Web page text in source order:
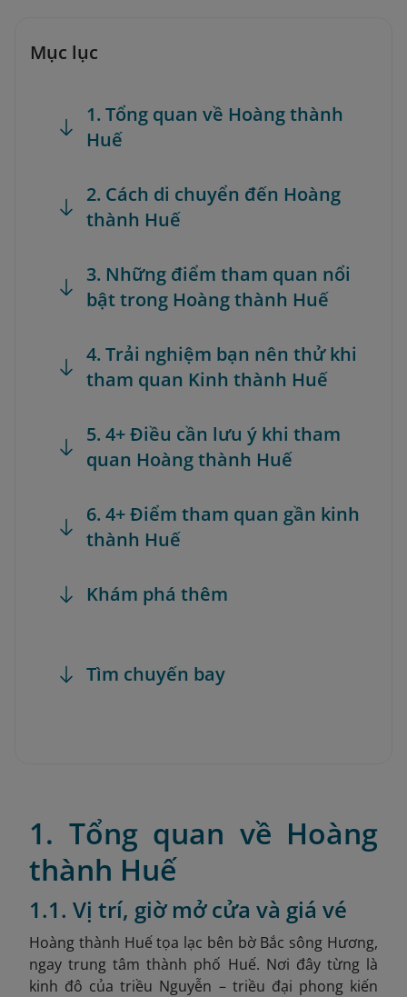
Mục lục
1. Tổng quan về Hoàng thành
Huế
2. Cách di chuyển đến Hoàng
thành Huế
3. Những điểm tham quan nổi
bật trong Hoàng thành Huế
4. Trải nghiệm bạn nên thử khi
tham quan Kinh thành Huế
5. 4+ Điều cần lưu ý khi tham
quan Hoàng thành Huế
6. 4+ Điểm tham quan gần kinh
thành Huế
Khám phá thêm
Tìm chuyến bay
1. Tổng quan về Hoàng
thành Huế
1.1. Vị trí, giờ mở cửa và giá vé
Hoàng thành Huế tọa lạc bên bờ Bắc sông Hương,
ngay trung tâm thành phố Huế. Nơi đây từng là
kinh đô của triều Nguyễn – triều đại phong kiến